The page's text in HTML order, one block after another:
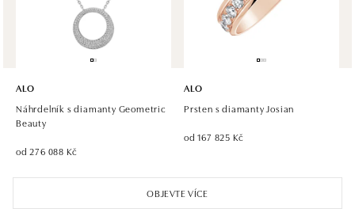
tel.: +420 773 585 559, +420 730 802 800
dnes otevřeno do 21:00
ALO diamonds Hilton, Košice
zítra otevřeno od 09:00
Einsteinova 18, 851 01 Bratislava
OBJEVTE VÍCE
ALO
Náhrdelník s diamanty Geometric
Beauty
od 276 088 Kč
ALO
Prsten s diamanty Josian
od 167 825 Kč